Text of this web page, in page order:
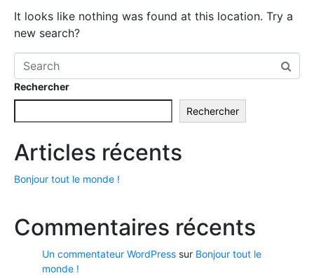
It looks like nothing was found at this location. Try a
new search?
Rechercher
Rechercher
Articles récents
Bonjour tout le monde !
Commentaires récents
Un commentateur WordPress sur Bonjour tout le
monde !